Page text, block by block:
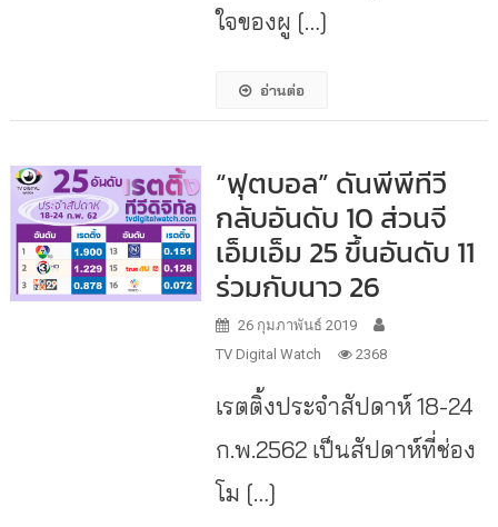
ใจของผู […]
อ่านต่อ
“ฟุตบอล” ดันพีพีทีวี
กลับอันดับ 10 ส่วนจี
เอ็มเอ็ม 25 ขึ้นอันดับ 11
ร่วมกับนาว 26
26 กุมภาพันธ์ 2019
TV Digital Watch
2368
เรตติ้งประจำสัปดาห์ 18-24
ก.พ.2562 เป็นสัปดาห์ที่ช่อง
โม […]